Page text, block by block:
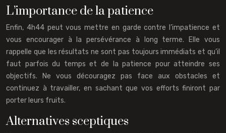
L’importance de la patience
Enfin, 4h44 peut vous mettre en garde contre l’impatience et
vous encourager à la persévérance à long terme. Elle vous
rappelle que les résultats ne sont pas toujours immédiats et qu’il
faut parfois du temps et de la patience pour atteindre ses
objectifs. Ne vous découragez pas face aux obstacles et
continuez à travailler, en sachant que vos efforts finiront par
porter leurs fruits.
Alternatives sceptiques